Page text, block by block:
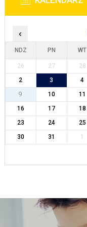
‹
NDZ PN WT
26 27 28
2
3 4
9
10 11
16
17 18
23
24 25
30
31 1